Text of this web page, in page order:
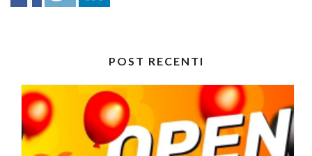
POST RECENTI